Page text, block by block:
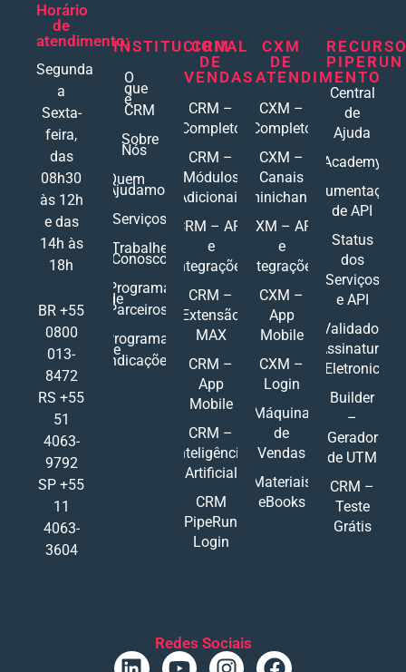
Horário
de
atendimento:
Segunda
a
Sexta-
feira,
das
08h30
às 12h
e das
14h às
18h
BR +55
0800
013-
8472
RS +55
51
4063-
9792
SP +55
11
4063-
3604
INSTITUCIONAL
O
que
é
CRM
Sobre
Nós
Quem
Ajudamos
Serviços
Trabalhe
Conosco
Programa
de
Parceiros
Programa
de
Indicações
CRM
DE
VENDAS
CRM –
Completo
CRM –
Módulos
Adicionais
CRM – API
e
Integrações
CRM –
Extensão
MAX
CRM –
App
Mobile
CRM –
Inteligência
Artificial
CRM
PipeRun
Login
CXM
DE
ATENDIMENTO
CXM –
Completo
CXM –
Canais
Ominichannel
CXM – API
e
Integrações
CXM –
App
Mobile
CXM –
Login
Máquina
de
Vendas
Materiais
eBooks
PIPERUN
Central
de
Ajuda
Academy
Documentações
de API
Status
dos
Serviços
e API
Validador
Assinatura
Eletronic
Builder
–
Gerador
de UTM
CRM –
Teste
Grátis
Redes Sociais